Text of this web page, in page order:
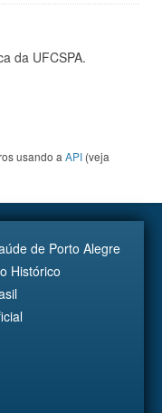
da UFCSPA.
usando a API (veja
de Porto Alegre
Histórico